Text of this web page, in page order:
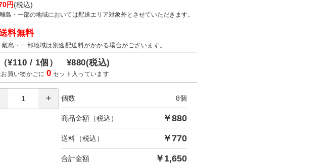
円(税込)
島・一部の地域においては配送エリア対象外とさせていただきます。
料無料
島・一部地域は別途配送料がかかる場合がございます。
¥110 / 1個） ¥880(税込)
お買い物かごに0 セット入っています
個数 8個
商品金額（税込） ￥880
送料（税込） ￥770
合計金額 ￥ 1,650